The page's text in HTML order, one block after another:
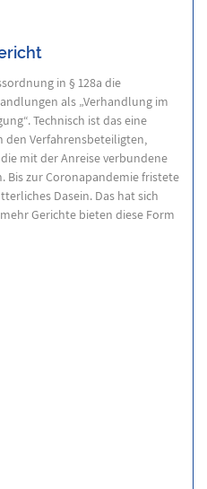
in § 128a die
als „Verhandlung im
Technisch ist das eine
den Verfahrensbeteiligten,
mit der Anreise verbundene
Bis zur Coronapandemie fristete
Dasein. Das hat sich
Gerichte bieten diese Form